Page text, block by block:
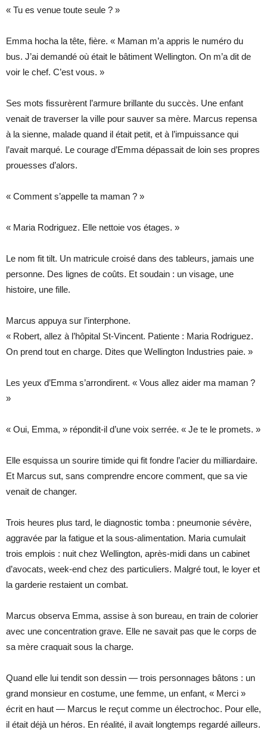
« Tu es venue toute seule ? »
Emma hocha la tête, fière. « Maman m’a appris le numéro du
bus. J’ai demandé où était le bâtiment Wellington. On m’a dit de
voir le chef. C’est vous. »
Ses mots fissurèrent l’armure brillante du succès. Une enfant
venait de traverser la ville pour sauver sa mère. Marcus repensa
à la sienne, malade quand il était petit, et à l’impuissance qui
l’avait marqué. Le courage d’Emma dépassait de loin ses propres
prouesses d’alors.
« Comment s’appelle ta maman ? »
« Maria Rodriguez. Elle nettoie vos étages. »
Le nom fit tilt. Un matricule croisé dans des tableurs, jamais une
personne. Des lignes de coûts. Et soudain : un visage, une
histoire, une fille.
Marcus appuya sur l’interphone.
« Robert, allez à l’hôpital St-Vincent. Patiente : Maria Rodriguez.
On prend tout en charge. Dites que Wellington Industries paie. »
Les yeux d’Emma s’arrondirent. « Vous allez aider ma maman ?
»
« Oui, Emma, » répondit-il d’une voix serrée. « Je te le promets. »
Elle esquissa un sourire timide qui fit fondre l’acier du milliardaire.
Et Marcus sut, sans comprendre encore comment, que sa vie
venait de changer.
Trois heures plus tard, le diagnostic tomba : pneumonie sévère,
aggravée par la fatigue et la sous-alimentation. Maria cumulait
trois emplois : nuit chez Wellington, après-midi dans un cabinet
d’avocats, week-end chez des particuliers. Malgré tout, le loyer et
la garderie restaient un combat.
Marcus observa Emma, assise à son bureau, en train de colorier
avec une concentration grave. Elle ne savait pas que le corps de
sa mère craquait sous la charge.
Quand elle lui tendit son dessin — trois personnages bâtons : un
grand monsieur en costume, une femme, un enfant, « Merci »
écrit en haut — Marcus le reçut comme un électrochoc. Pour elle,
il était déjà un héros. En réalité, il avait longtemps regardé ailleurs.